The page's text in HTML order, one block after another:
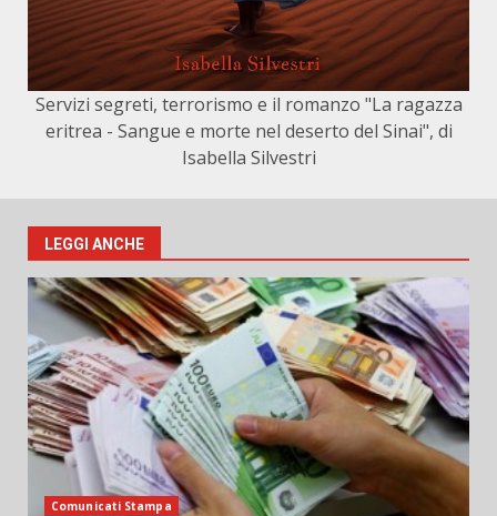
Servizi segreti, terrorismo e il romanzo "La ragazza
eritrea - Sangue e morte nel deserto del Sinai", di
Isabella Silvestri
LEGGI ANCHE
Comunicati Stampa